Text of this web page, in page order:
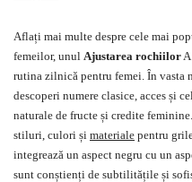
Aflați mai multe despre cele mai
femeilor, unul Ajustarea rochiilor
rutina zilnică pentru femei. În vasta
descoperi numere clasice, acces și
naturale de fructe și credite
stiluri, culori și materiale pentru
integrează un aspect negru cu un
sunt conștienți de subtilitățile și